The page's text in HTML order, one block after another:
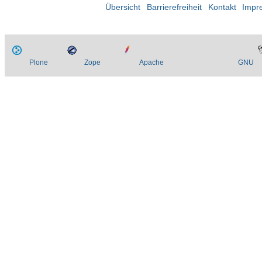
Übersicht Barrierefreiheit Kontakt
Plone Zope Apache GNU